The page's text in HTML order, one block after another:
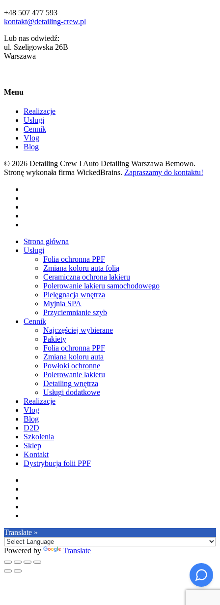
+48 507 477 593
kontakt@detailing-crew.pl
Lub nas odwiedź:
ul. Szeligowska 26B
Warszawa
Menu
Realizacje
Usługi
Cennik
Vlog
Blog
© 2026 Detailing Crew I Auto Detailing Warszawa Bemowo.
Stronę wykonała firma WickedBrains. Zapraszamy do kontaktu!
Close
Menu
Strona główna
Usługi
Folia ochronna PPF
Zmiana koloru auta folią
Ceramiczna ochrona lakieru
Polerowanie lakieru samochodowego
Pielęgnacja wnętrza
Myjnia SPA
Przyciemnianie szyb
Cennik
Najczęściej wybierane
Pakiety
Folia ochronna PPF
Zmiana koloru auta
Powłoki ochronne
Polerowanie lakieru
Detailing wnętrza
Usługi dodatkowe
Realizacje
Vlog
Blog
D2D
Szkolenia
Sklep
Kontakt
Dystrybucja folii PPF
Translate »
Powered by Translate